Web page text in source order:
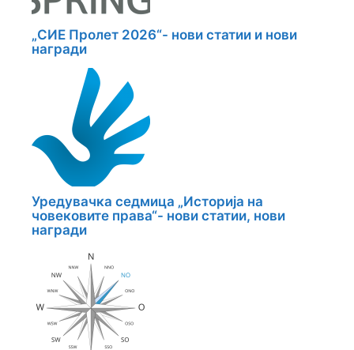
„СИЕ Пролет 2026“- нови статии и нови
награди
Уредувачка седмица „Историја на
човековите права“- нови статии, нови
награди